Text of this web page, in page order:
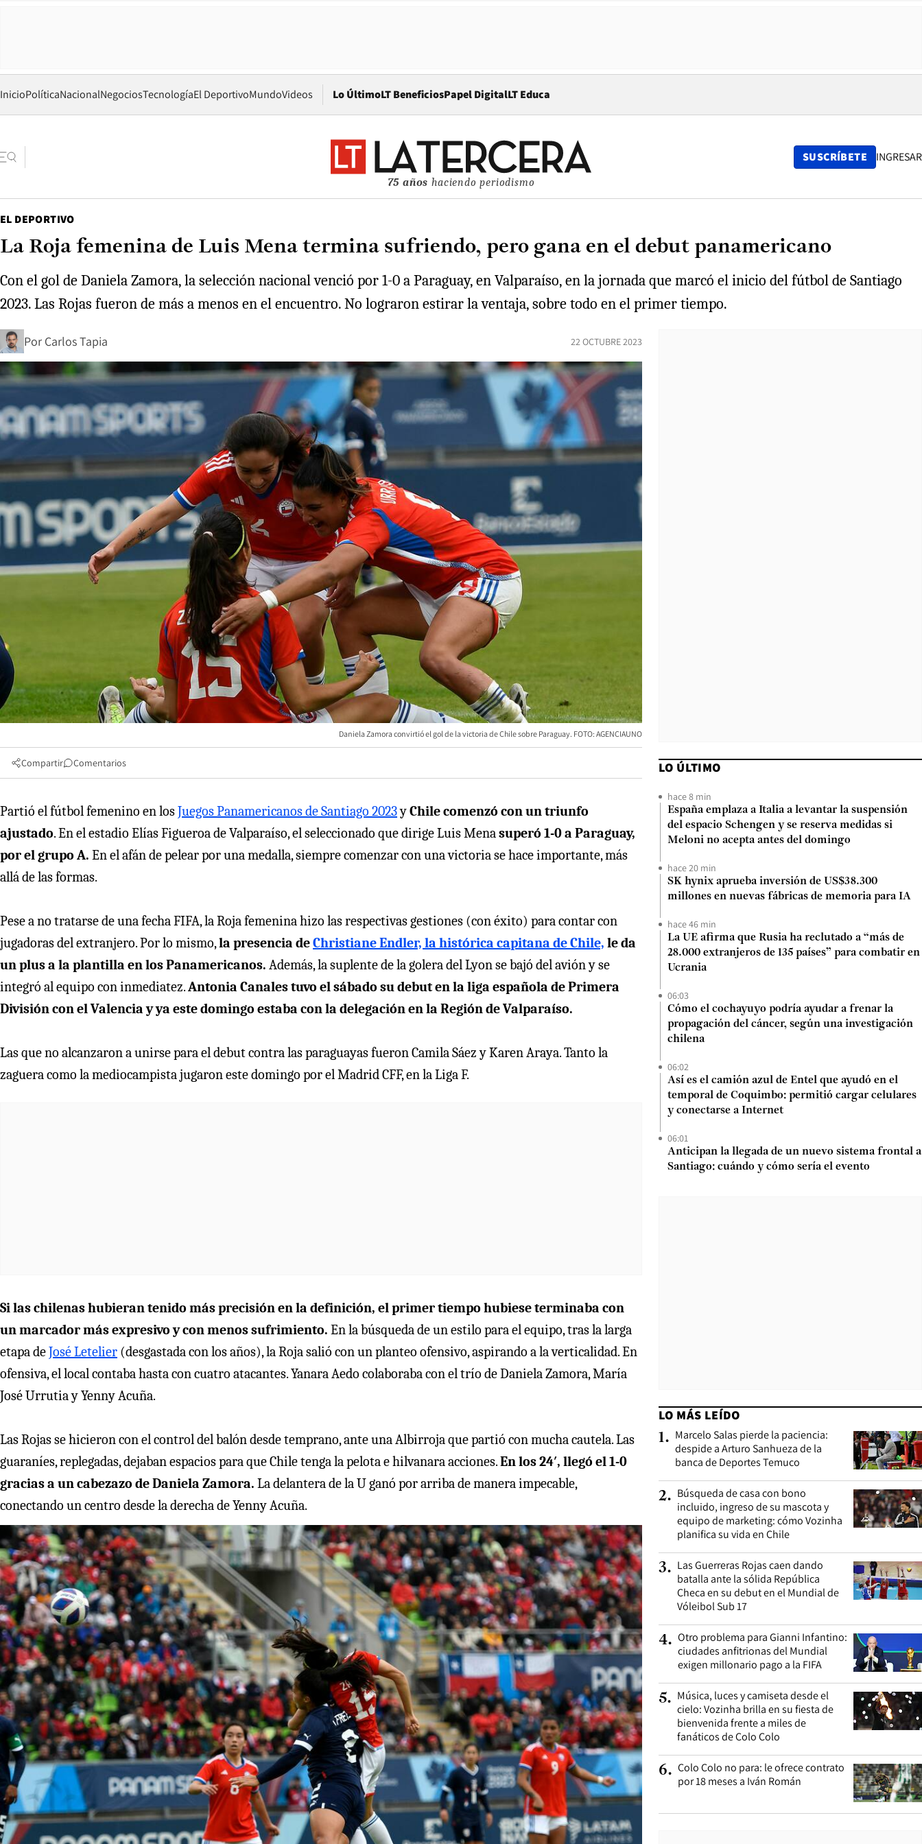
InicioPolíticaNacionalNegociosTecnologíaEl DeportivoMundoVideos Lo ÚltimoLT BeneficiosPapel DigitalOpens in new window
LT Educa
75 años haciendo periodismo
SUSCRÍBETE INGRESAR
EL DEPORTIVO
La Roja femenina de Luis Mena termina sufriendo, pero gana en el debut panamericano
Con el gol de Daniela Zamora, la selección nacional venció por 1-0 a Paraguay, en Valparaíso, en la jornada que marcó el inicio del fútbol de Santiago
2023. Las Rojas fueron de más a menos en el encuentro. No lograron estirar la ventaja, sobre todo en el primer tiempo.
Por Carlos Tapia 22 OCTUBRE 2023
Daniela Zamora convirtió el gol de la victoria de Chile sobre Paraguay. FOTO: AGENCIAUNO
Compartir Comentarios
Partió el fútbol femenino en losJuegos Panamericanos de Santiago 2023yChile comenzó con un triunfo
ajustado. En el estadio Elías Figueroa de Valparaíso, el seleccionado que dirige Luis Menasuperó 1-0 a Paraguay,
por el grupo A. En el afán de pelear por una medalla, siempre comenzar con una victoria se hace importante, más
allá de las formas.
Pese a no tratarse de una fecha FIFA, la Roja femenina hizo las respectivas gestiones (con éxito) para contar con
jugadoras del extranjero. Por lo mismo,la presencia deChristiane Endler, la histórica capitana de Chile, le da
un plus a la plantilla en los Panamericanos. Además, la suplente de la golera del Lyon se bajó del avión y se
integró al equipo con inmediatez.Antonia Canales tuvo el sábado su debut en la liga española de Primera
División con el Valencia y ya este domingo estaba con la delegación en la Región de Valparaíso.
Las que no alcanzaron a unirse para el debut contra las paraguayas fueron Camila Sáez y Karen Araya. Tanto la
zaguera como la mediocampista jugaron este domingo por el Madrid CFF, en la Liga F.
Si las chilenas hubieran tenido más precisión en la definición, el primer tiempo hubiese terminaba con
un marcador más expresivo y con menos sufrimiento. En la búsqueda de un estilo para el equipo, tras la larga
etapa deJosé Letelier (desgastada con los años), la Roja salió con un planteo ofensivo, aspirando a la verticalidad. En
ofensiva, el local contaba hasta con cuatro atacantes. Yanara Aedo colaboraba con el trío de Daniela Zamora, María
José Urrutia y Yenny Acuña.
Las Rojas se hicieron con el control del balón desde temprano, ante una Albirroja que partió con mucha cautela. Las
guaraníes, replegadas, dejaban espacios para que Chile tenga la pelota e hilvanara acciones.En los 24′, llegó el 1-0
gracias a un cabezazo de Daniela Zamora. La delantera de la U ganó por arriba de manera impecable,
conectando un centro desde la derecha de Yenny Acuña.
LO ÚLTIMO
hace 8 min
España emplaza a Italia a levantar la suspensión
del espacio Schengen y se reserva medidas si
Meloni no acepta antes del domingo
hace 20 min
SK hynix aprueba inversión de US$38.300
millones en nuevas fábricas de memoria para IA
hace 46 min
La UE afirma que Rusia ha reclutado a “más de
28.000 extranjeros de 135 países” para combatir en
Ucrania
06:03
Cómo el cochayuyo podría ayudar a frenar la
propagación del cáncer, según una investigación
chilena
06:02
Así es el camión azul de Entel que ayudó en el
temporal de Coquimbo: permitió cargar celulares
y conectarse a Internet
06:01
Anticipan la llegada de un nuevo sistema frontal a
Santiago: cuándo y cómo sería el evento
LO MÁS LEÍDO
1. Marcelo Salas pierde la paciencia:
despide a Arturo Sanhueza de la
banca de Deportes Temuco
2. Búsqueda de casa con bono
incluido, ingreso de su mascota y
equipo de marketing: cómo Vozinha
planifica su vida en Chile
3. Las Guerreras Rojas caen dando
batalla ante la sólida República
Checa en su debut en el Mundial de
Vóleibol Sub 17
4. Otro problema para Gianni Infantino:
ciudades anfitrionas del Mundial
exigen millonario pago a la FIFA
5. Música, luces y camiseta desde el
cielo: Vozinha brilla en su fiesta de
bienvenida frente a miles de
fanáticos de Colo Colo
6. Colo Colo no para: le ofrece contrato
por 18 meses a Iván Román